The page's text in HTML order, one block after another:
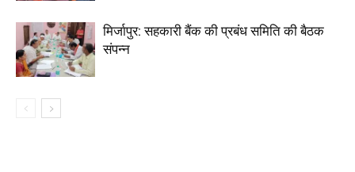
मिर्जापुर: सहकारी बैंक की प्रबंध समिति की बैठक
संपन्न